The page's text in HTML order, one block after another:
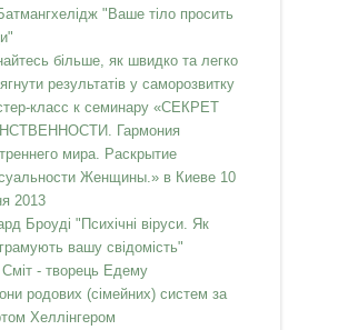
"Ваше тіло просить
більше, як швидко та легко
результатів у саморозвитку
класс к семинару «СЕКРЕТ
Гармония
мира. Раскрытие
Женщины.» в Киеве 10
2013
Броуді "Психічні віруси. Як
вашу свідомість"
Сміт - творець Едему
родових (сімейних) систем за
Хеллінгером